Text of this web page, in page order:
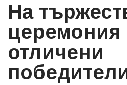
На
церемония
отличени